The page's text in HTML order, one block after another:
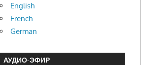
English
French
German
АУДИО-ЭФИР